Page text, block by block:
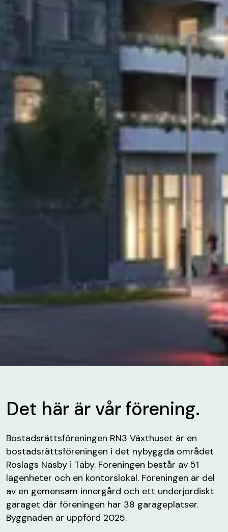
Det här är vår förening.
Bostadsrättsföreningen RN3 Växthuset är en
bostadsrättsföreningen i det nybyggda området
Roslags Näsby i Täby. Föreningen består av 51
lägenheter och en kontorslokal. Föreningen är del
av en gemensam innergård och ett underjordiskt
garaget där föreningen har 38 garageplatser.
Byggnaden är uppförd 2025.